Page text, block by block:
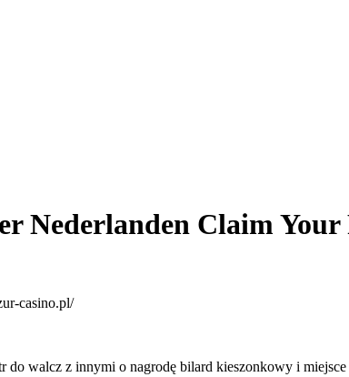
Claim Your
casino.pl/
walcz z innymi o nagrodę bilard kieszonkowy i